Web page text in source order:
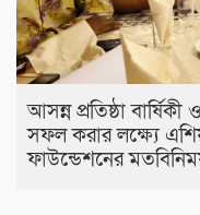
আসন্ন প্রতিষ্ঠা
সফল করার লক্ষ্যে
ফাউন্ডেশনের